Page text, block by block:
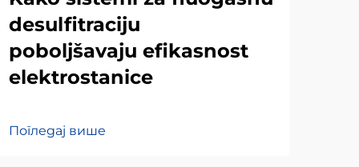
desulfitraciju
poboljšavaju efikasnost
elektrostanice
Погледај више